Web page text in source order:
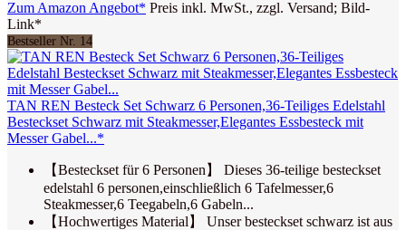
Zum Amazon Angebot* Preis inkl. MwSt., zzgl. Versand; Bild-
Link*
Bestseller Nr. 14
TAN REN Besteck Set Schwarz 6 Personen,36-Teiliges Edelstahl
Besteckset Schwarz mit Steakmesser,Elegantes Essbesteck mit
Messer Gabel...*
【Besteckset für 6 Personen】 Dieses 36-teilige besteckset
edelstahl 6 personen,einschließlich 6 Tafelmesser,6
Steakmesser,6 Teegabeln,6 Gabeln...
【Hochwertiges Material】 Unser besteckset schwarz ist aus